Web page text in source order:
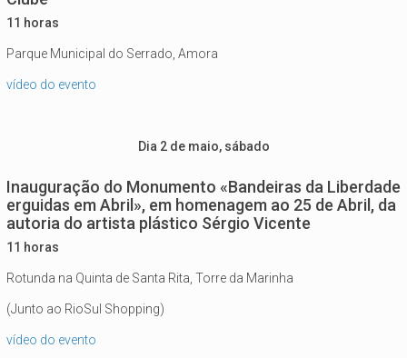
11 horas
Parque Municipal do Serrado, Amora
vídeo do evento
Dia 2 de maio, sábado
Inauguração do Monumento «Bandeiras da Liberdade
erguidas em Abril», em homenagem ao 25 de Abril, da
autoria do artista plástico Sérgio Vicente
11 horas
Rotunda na Quinta de Santa Rita, Torre da Marinha
(Junto ao RioSul Shopping)
vídeo do evento